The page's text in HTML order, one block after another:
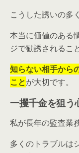
こうした誘いの多
本当に価値のある
ジで勧誘されるこ
知らない相手から
ことが大切です。
一攫千金を狙う
私が長年の監査業
多くのトラブルは